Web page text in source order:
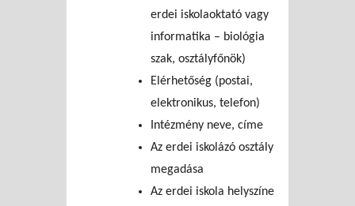
erdei iskolaoktató vagy
informatika – biológia
szak, osztályfőnök)
Elérhetőség (postai,
elektronikus, telefon)
Intézmény neve, címe
Az erdei iskolázó osztály
megadása
Az erdei iskola helyszíne